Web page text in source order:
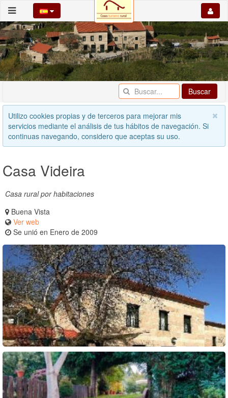
Buscar
Utilizo cookies propias y de terceros para mejorar mis
servicios mediante el análisis de tus hábitos de navegación. Si
continuas navegando, considero que aceptas su uso.
Casa Videira
Casa rural por habitaciones
Buena Vista
Ver web
Se unió en Enero de 2009